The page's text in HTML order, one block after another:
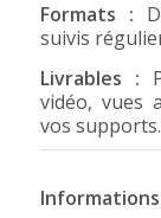
Formats :
suivis
Livrables :
vidéo, vues
vos supports.